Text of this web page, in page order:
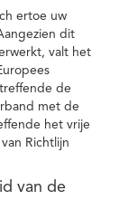
ertoe uw
dit
valt het
de
met de
het vrije
Richtlijn
van de